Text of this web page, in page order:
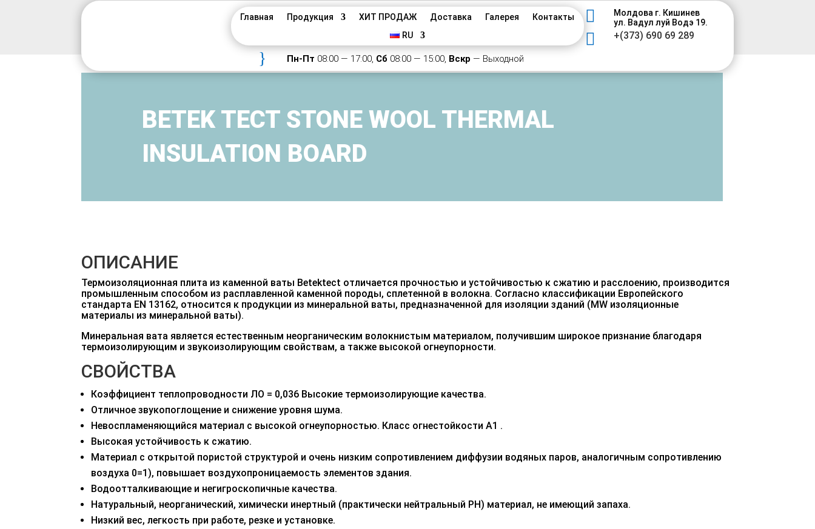
Главная Продукция ХИТ ПРОДАЖ Доставка Галерея
Контакты
RU
} Пн-Пт 08:00 — 17:00, Сб 08:00 — 15:00, Вскр — Выходной

Молдова г. Кишинев
ул. Вадул луй Водэ 19.
 +(373) 690 69 289
BETEK TECT STONE WOOL THERMAL
INSULATION BOARD
ОПИСАНИЕ
Термоизоляционная плита из каменной ваты Betektect отличается прочностью и устойчивостью к сжатию и расслоению, производится
промышленным способом из расплавленной каменной породы, сплетенной в волокна. Согласно классификации Европейского
стандарта EN 13162, относится к продукции из минеральной ваты, предназначенной для изоляции зданий (MW изоляционные
материалы из минеральной ваты).
Минеральная вата является естественным неорганическим волокнистым материалом, получившим широкое признание благодаря
термоизолирующим и звукоизолирующим свойствам, а также высокой огнеупорности.
СВОЙСТВА
Коэффициент теплопроводности ЛО = 0,036 Высокие термоизолирующие качества.
Отличное звукопоглощение и снижение уровня шума.
Невоспламеняющийся материал с высокой огнеупорностью. Класс огнестойкости А1 .
Высокая устойчивость к сжатию.
Материал с открытой пористой структурой и очень низким сопротивлением диффузии водяных паров, аналогичным сопротивлению
воздуха 0=1), повышает воздухопроницаемость элементов здания.
Водоотталкивающие и негигроскопичные качества.
Натуральный, неорганический, химически инертный (практически нейтральный РН) материал, не имеющий запаха.
Низкий вес, легкость при работе, резке и установке.